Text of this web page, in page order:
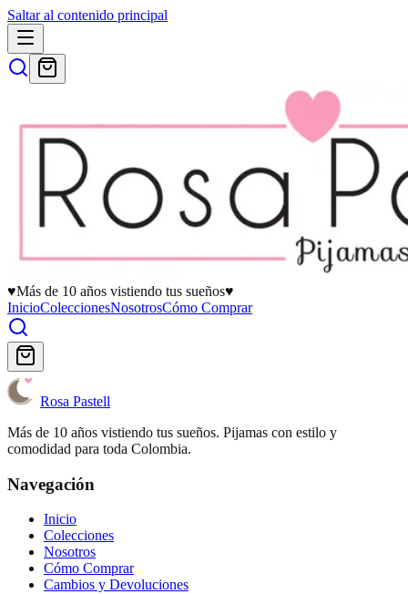
Saltar al contenido principal
♥Más de 10 años vistiendo tus sueños♥
InicioColeccionesNosotrosCómo Comprar
Rosa Pastell
Más de 10 años vistiendo tus sueños. Pijamas con estilo y
comodidad para toda Colombia.
Navegación
Inicio
Colecciones
Nosotros
Cómo Comprar
Cambios y Devoluciones